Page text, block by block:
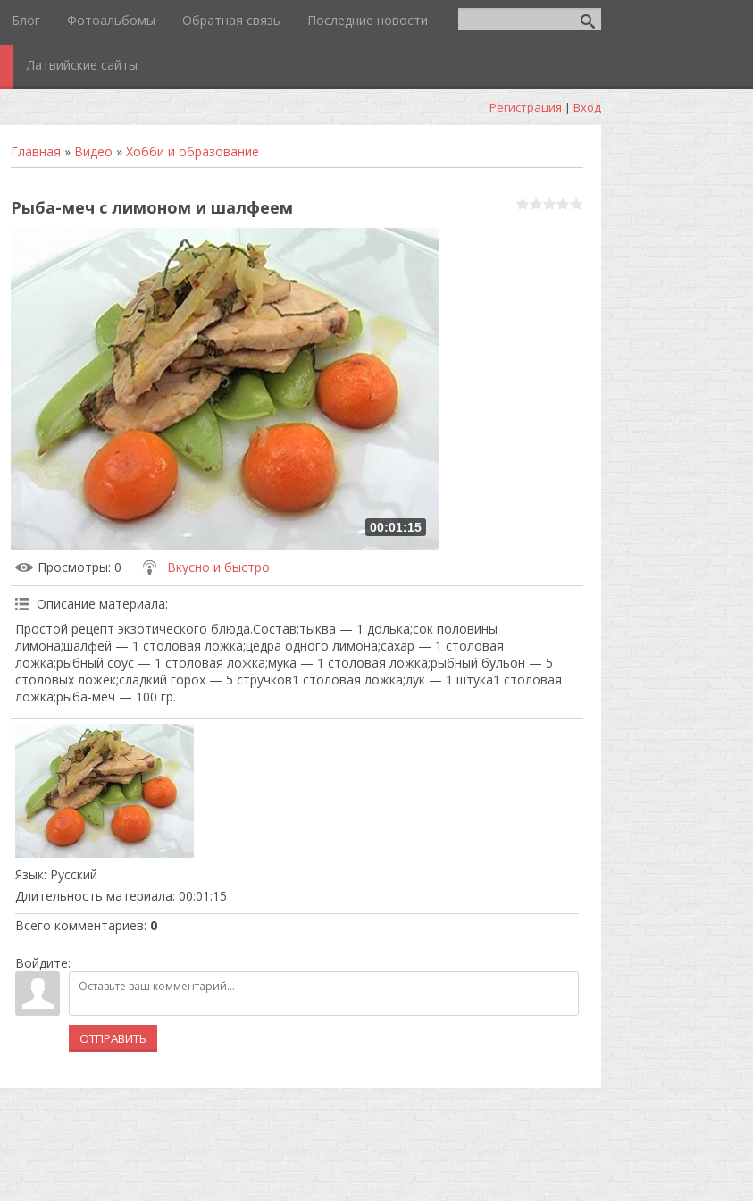
Блог Фотоальбомы Обратная связь Последние новости
Латвийские сайты
Регистрация | Вход
Главная » Видео » Хобби и образование
Рыба-меч с лимоном и шалфеем
00:01:15
Просмотры: 0 Вкусно и быстро
Описание материала:
Простой рецепт экзотического блюда.Состав:тыква — 1 долька;сок половины
лимона;шалфей — 1 столовая ложка;цедра одного лимона;сахар — 1 столовая
ложка;рыбный соус — 1 столовая ложка;мука — 1 столовая ложка;рыбный бульон — 5
столовых ложек;сладкий горох — 5 стручков1 столовая ложка;лук — 1 штука1 столовая
ложка;рыба-меч — 100 гр.
Язык: Русский
Длительность материала: 00:01:15
Всего комментариев: 0
Войдите:
ОТПРАВИТЬ